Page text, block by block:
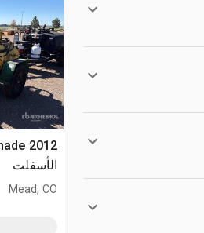
الأسفلت
Mead, CO